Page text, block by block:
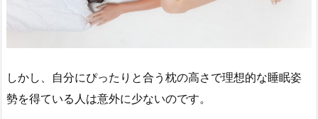
しかし、自分にぴったりと合う枕の高さで理想的な睡眠姿
勢を得ている人は意外に少ないのです。